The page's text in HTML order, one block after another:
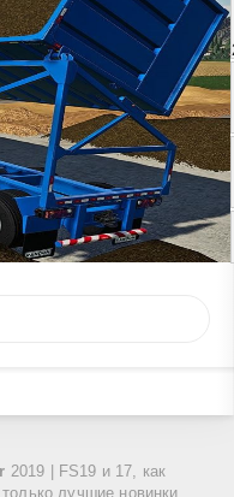
2019 | FS19 и 17, как
лучшие новинки.